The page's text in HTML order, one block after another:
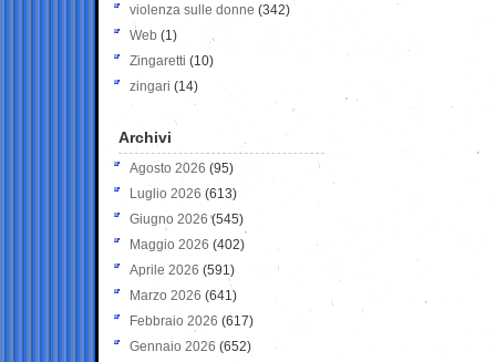
violenza sulle donne (342)
Web (1)
Zingaretti (10)
zingari (14)
Archivi
Agosto 2026 (95)
Luglio 2026 (613)
Giugno 2026 (545)
Maggio 2026 (402)
Aprile 2026 (591)
Marzo 2026 (641)
Febbraio 2026 (617)
Gennaio 2026 (652)